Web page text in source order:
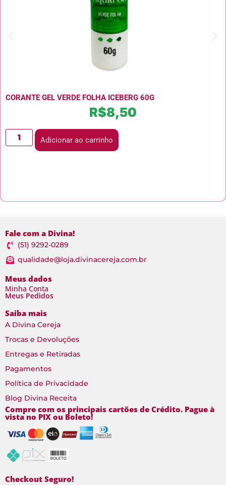
CORANTE GEL VERDE FOLHA ICEBERG 60G
R$8,50
Adicionar ao carrinho
Fale com a Divina!
(51) 9292-0289
qualidade@loja.divinacereja.com.br
Meus dados
Minha Conta
Meus Pedidos
Saiba mais
A Divina Cereja
Trocas e Devoluções
Entregas e Retiradas
Pagamentos
Política de Privacidade
Blog Divina Receita
Compre com os principais cartões de Crédito. Pague à
vista no PIX ou Boleto!
Checkout Seguro!